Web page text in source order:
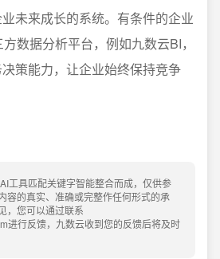
未来成长的系统。有条件的企业
数据分析平台，例如九数云BI，
策能力，让企业始终保持竞争
工具匹配关键字智能整合而成，仅供参
容的真实、准确或完整作任何形式的承
，您可以通过联系
进行反馈，九数云收到您的反馈后将及时